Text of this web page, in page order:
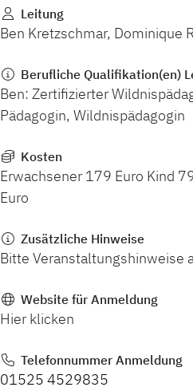
Leitung
Ben Kretzschmar, Dominique
Berufliche Qualifikation(en)
Ben: Zertifizierter
Pädagogin, Wildnispädagogin
Kosten
Erwachsener 179 Euro Kind
Euro
Zusätzliche Hinweise
Bitte Veranstaltungshinweise
Website für Anmeldung
Hier klicken
Telefonnummer Anmeldung
01525 4529835